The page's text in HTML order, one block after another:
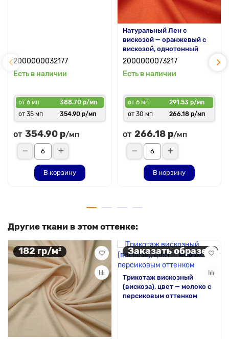
2000000032177
Есть в наличии
от 6 мп
388.70 р/мп
от 35 мп
354.90 р/мп
от 354.90 р/мп
В корзину
Натуральный Лен с
вискозой — оранжевый с
вискозой, однотонный
2000000073217
Есть в наличии
от 6 мп
291.53 р/мп
от 30 мп
266.18 р/мп
от 266.18 р/мп
В корзину
Другие ткани в этом оттенке:
182 гр/м² Заказать образец
Трикотаж вискозный
(вискоза), цвет — молоко с
персиковым оттенком